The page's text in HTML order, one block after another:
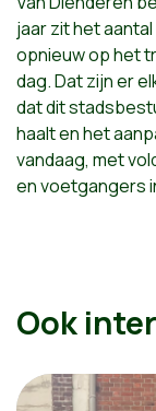
jaar zit het
opnieuw op het
dag. Dat zijn er
dat dit
haalt en het
vandaag, met
en voetgangers
Ook